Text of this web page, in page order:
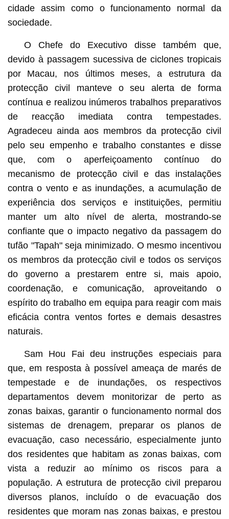
cidade assim como o funcionamento normal da
sociedade.
O Chefe do Executivo disse também que,
devido à passagem sucessiva de ciclones tropicais
por Macau, nos últimos meses, a estrutura da
protecção civil manteve o seu alerta de forma
contínua e realizou inúmeros trabalhos preparativos
de reacção imediata contra tempestades.
Agradeceu ainda aos membros da protecção civil
pelo seu empenho e trabalho constantes e disse
que, com o aperfeiçoamento contínuo do
mecanismo de protecção civil e das instalações
contra o vento e as inundações, a acumulação de
experiência dos serviços e instituições, permitiu
manter um alto nível de alerta, mostrando-se
confiante que o impacto negativo da passagem do
tufão "Tapah" seja minimizado. O mesmo incentivou
os membros da protecção civil e todos os serviços
do governo a prestarem entre si, mais apoio,
coordenação, e comunicação, aproveitando o
espírito do trabalho em equipa para reagir com mais
eficácia contra ventos fortes e demais desastres
naturais.
Sam Hou Fai deu instruções especiais para
que, em resposta à possível ameaça de marés de
tempestade e de inundações, os respectivos
departamentos devem monitorizar de perto as
zonas baixas, garantir o funcionamento normal dos
sistemas de drenagem, preparar os planos de
evacuação, caso necessário, especialmente junto
dos residentes que habitam as zonas baixas, com
vista a reduzir ao mínimo os riscos para a
população. A estrutura de protecção civil preparou
diversos planos, incluído o de evacuação dos
residentes que moram nas zonas baixas, e prestou